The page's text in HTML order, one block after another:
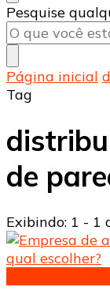
Procurando
algo?
Pesquise
Página inicial
Tag
de
Exibindo: 1 - 1